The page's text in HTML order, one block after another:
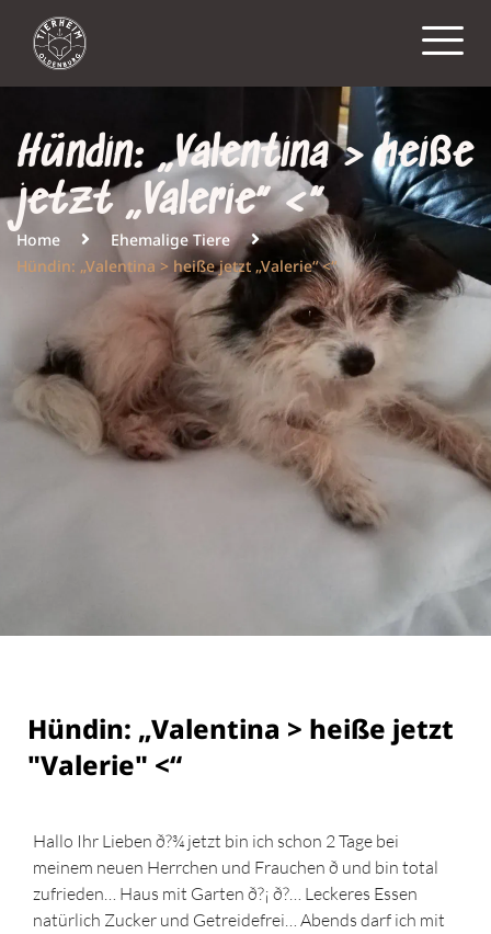
Hündin: „Valentina > heiße
jetzt „Valerie“ <“
Home
Ehemalige Tiere
Hündin: „Valentina > heiße jetzt „Valerie“ <“
Hündin: „Valentina > heiße jetzt
"Valerie" <“
Hallo Ihr Lieben ð?¾ jetzt bin ich schon 2 Tage bei
meinem neuen Herrchen und Frauchen ð und bin total
zufrieden… Haus mit Garten ð?¡ ð?… Leckeres Essen
natürlich Zucker und Getreidefrei… Abends darf ich mit